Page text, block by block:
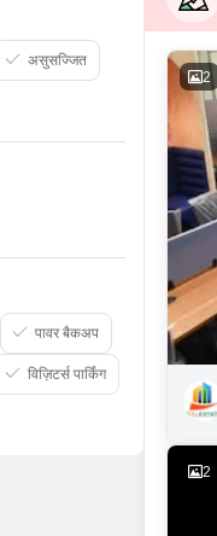
2
2
असुसज्जित
पावर बैकअप
विज़िटर्स पार्किंग